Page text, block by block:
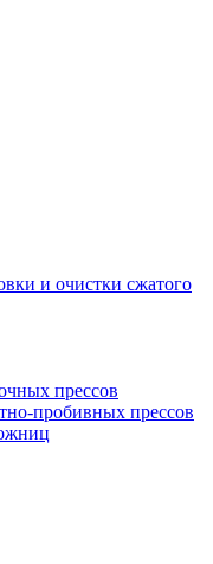
и очистки сжатого
прессов
пробивных прессов